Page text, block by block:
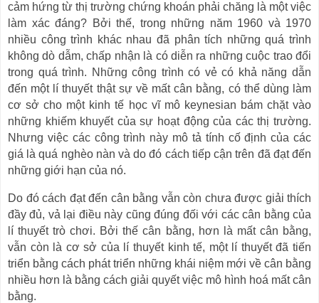
cảm hứng từ thị trường chứng khoán phải chăng là một việc
làm xác đáng? Bởi thế, trong những năm 1960 và 1970
nhiều công trình khác nhau đã phân tích những quá trình
không dò dẫm, chấp nhận là có diễn ra những cuộc trao đổi
trong quá trình. Những công trình có vẻ có khả năng dẫn
đến một lí thuyết thật sự về mất cân bằng, có thể dùng làm
cơ sở cho một kinh tế học vĩ mô keynesian bám chặt vào
những khiếm khuyết của sự hoạt động của các thị trường.
Nhưng việc các công trình này mô tả tính cố định của các
giá là quá nghèo nàn và do đó cách tiếp cận trên đã đạt đến
những giới hạn của nó.
Do đó cách đạt đến cân bằng vẫn còn chưa được giải thích
đầy đủ, vả lại điều này cũng đúng đối với các cân bằng của
lí thuyết trò chơi. Bởi thế cân bằng, hơn là mất cân bằng,
vẫn còn là cơ sở của lí thuyết kinh tế, một lí thuyết đã tiến
triển bằng cách phát triển những khái niệm mới về cân bằng
nhiều hơn là bằng cách giải quyết việc mô hình hoá mất cân
bằng.